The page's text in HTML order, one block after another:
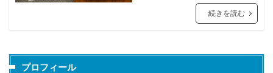
続きを読む
プロフィール